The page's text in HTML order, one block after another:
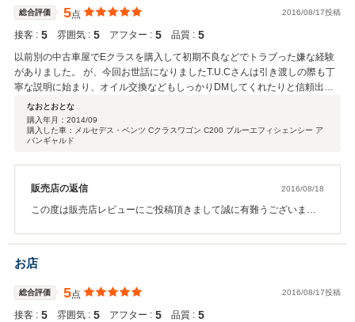
総合評価 5点 2016/08/17投稿
接客 : 5 雰囲気 : 5 アフター : 5 品質 : 5
以前別の中古車屋でEクラスを購入して初期不良などでトラブった嫌な経験
がありました。 が、今回お世話になりましたT.U.Cさんは引き渡しの際も丁
寧な説明に始まり、オイル交換などもしっかりDMしてくれたりと信頼出来
るショップです。 色々とユーザーの希望も聞いてくれます。 今後とも宜し
くお願いします。
なおとおとな
購入年月： 2014/09
購入した車：メルセデス・ベンツ Cクラスワゴン C200 ブルーエフィシェンシー ア
バンギャルド
販売店の返信 2016/08/18
この度は販売店レビューにご投稿頂きまして誠に有難うございま
しまったにもかかわらず、弊社在庫車輌にお問い合わせ、ご購入頂
けました事を当社スタッフ一同大変嬉しく思います。誠に有難うご
ざいます。オイル交換等のアフターサービスの他お客様からの様々
なご希望に出来る限りお応えしていく事が私共に出来る最大限のサ
ポートだと考えておりますので、お困りの事がございましたらお気
お店
総合評価 5点 2016/08/17投稿
接客 : 5 雰囲気 : 5 アフター : 5 品質 : 5